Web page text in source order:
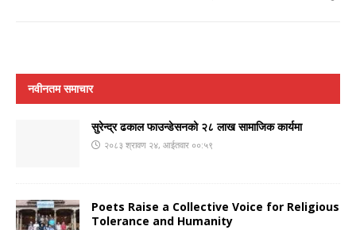
नवीनतम समाचार
सुरेन्द्र ढकाल फाउन्डेसनको २८ लाख सामाजिक कार्यमा
२०८३ श्रावण २४, आईतवार ००:५९
Poets Raise a Collective Voice for Religious
Tolerance and Humanity